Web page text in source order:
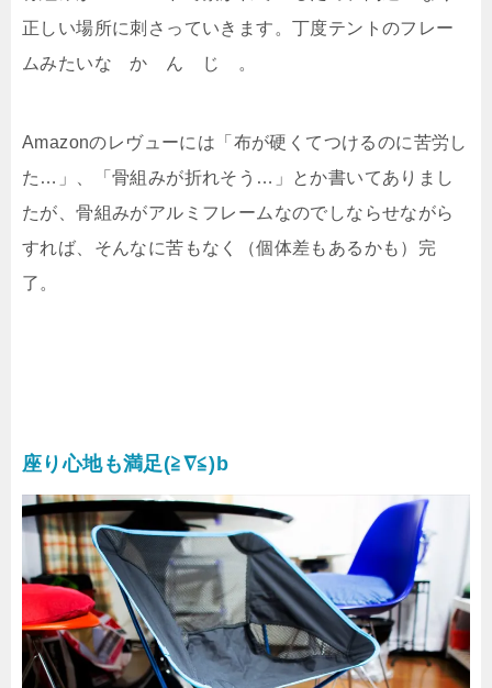
正しい場所に刺さっていきます。丁度テントのフレー
ムみたいな か ん じ 。
Amazonのレヴューには「布が硬くてつけるのに苦労し
た…」、「骨組みが折れそう…」とか書いてありまし
たが、骨組みがアルミフレームなのでしならせながら
すれば、そんなに苦もなく（個体差もあるかも）完
了。
座り心地も満足(≧∇≦)b